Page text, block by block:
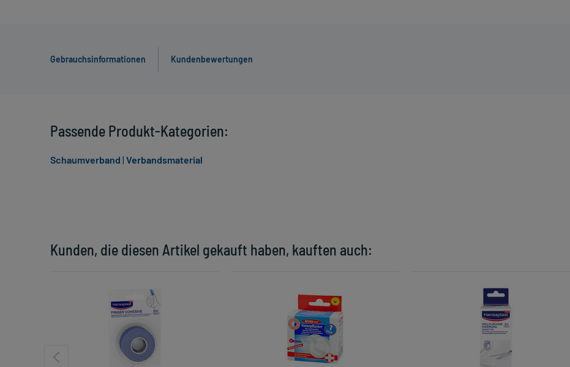
Gebrauchsinformationen Kundenbewertungen
Kunden, die diesen Artikel gekauft haben, kauften auch:
Passende Produkt-Kategorien:
Schaumverband | Verbandsmaterial